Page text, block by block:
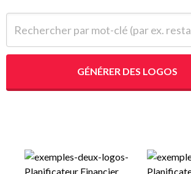
GÉNÉRER DES LOGOS